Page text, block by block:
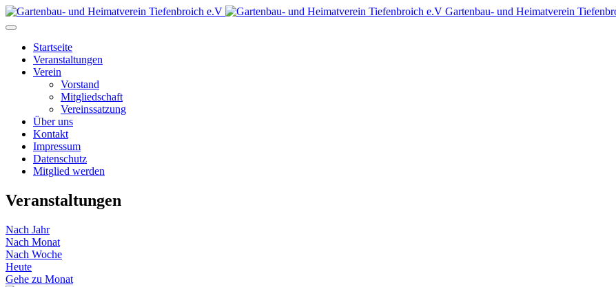
Gartenbau- und Heimatverein
Startseite
Veranstaltungen
Verein
Vorstand
Mitgliedschaft
Vereinssatzung
Über uns
Kontakt
Impressum
Datenschutz
Mitglied werden
Veranstaltungen
Nach Jahr
Nach Monat
Nach Woche
Heute
Gehe zu Monat